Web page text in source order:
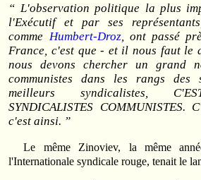
“ L'observation politique la plus
l'Exécutif et par ses
comme Humbert-Droz, ont passé
France, c'est que - et il nous faut le
nous devons chercher un grand
communistes dans les rangs des
meilleurs syndicalistes,
SYNDICALISTES COMMUNISTES.
c'est ainsi. ”
Le même Zinoviev, la même
l'Internationale syndicale rouge, tenait le